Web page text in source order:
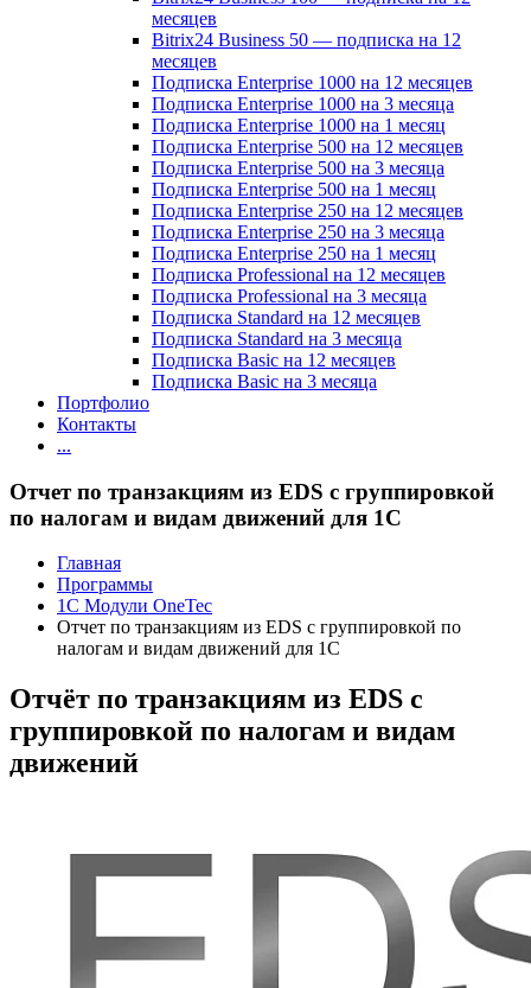
месяцев
Bitrix24 Business 50 — подписка на 12
месяцев
Подписка Enterprise 1000 на 12 месяцев
Подписка Enterprise 1000 на 3 месяца
Подписка Enterprise 1000 на 1 месяц
Подписка Enterprise 500 на 12 месяцев
Подписка Enterprise 500 на 3 месяца
Подписка Enterprise 500 на 1 месяц
Подписка Enterprise 250 на 12 месяцев
Подписка Enterprise 250 на 3 месяца
Подписка Enterprise 250 на 1 месяц
Подписка Professional на 12 месяцев
Подписка Professional на 3 месяца
Подписка Standard на 12 месяцев
Подписка Standard на 3 месяца
Подписка Basic на 12 месяцев
Подписка Basic на 3 месяца
Портфолио
Контакты
...
Отчет по транзакциям из EDS с группировкой
по налогам и видам движений для 1C
Главная
Программы
1C Модули OneTec
Отчет по транзакциям из EDS с группировкой по
налогам и видам движений для 1C
Отчёт по транзакциям из EDS с
группировкой по налогам и видам
движений